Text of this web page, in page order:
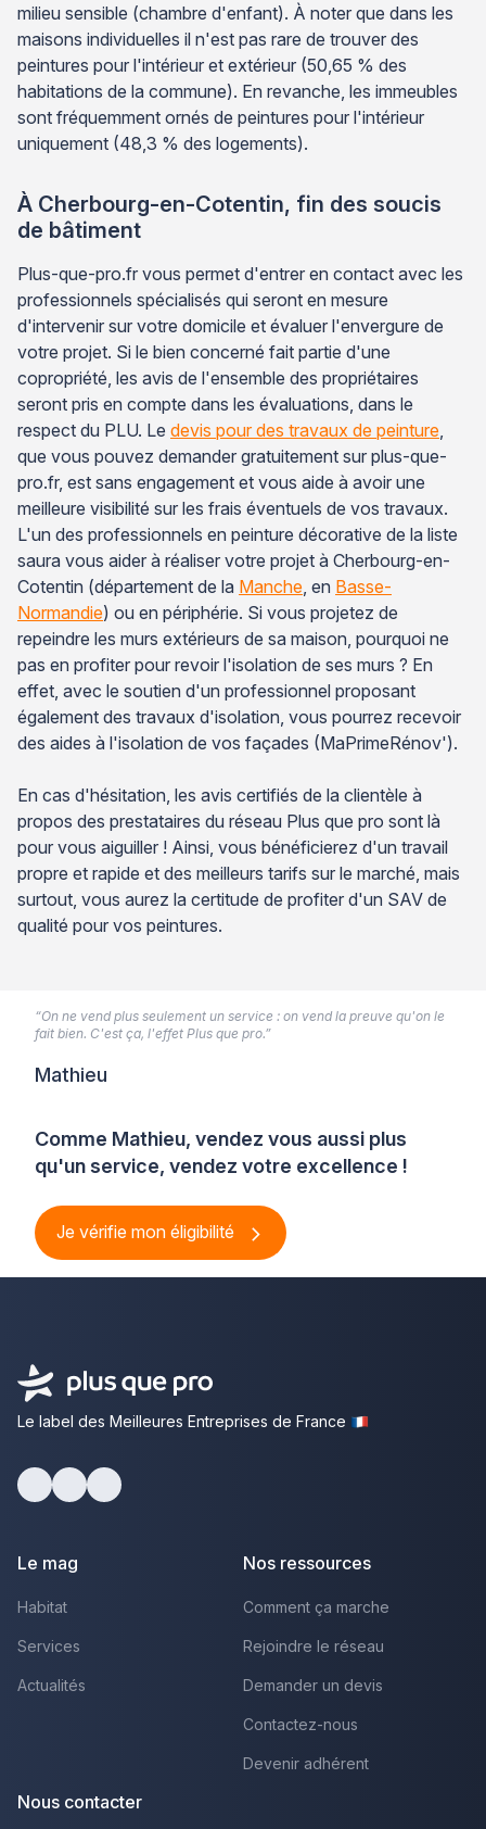
milieu sensible (chambre d'enfant). À noter que dans les
maisons individuelles il n'est pas rare de trouver des
peintures pour l'intérieur et extérieur (50,65 % des
habitations de la commune). En revanche, les immeubles
sont fréquemment ornés de peintures pour l'intérieur
uniquement (48,3 % des logements).
À Cherbourg-en-Cotentin, fin des soucis
de bâtiment
Plus-que-pro.fr vous permet d'entrer en contact avec les
professionnels spécialisés qui seront en mesure
d'intervenir sur votre domicile et évaluer l'envergure de
votre projet. Si le bien concerné fait partie d'une
copropriété, les avis de l'ensemble des propriétaires
seront pris en compte dans les évaluations, dans le
respect du PLU. Le devis pour des travaux de peinture
que vous pouvez demander gratuitement sur plus-que-
pro.fr, est sans engagement et vous aide à avoir une
meilleure visibilité sur les frais éventuels de vos travaux.
L'un des professionnels en peinture décorative de la liste
saura vous aider à réaliser votre projet à Cherbourg-en-
Cotentin (département de la Manche , en Basse-
Normandie) ou en périphérie. Si vous projetez de
repeindre les murs extérieurs de sa maison, pourquoi ne
pas en profiter pour revoir l'isolation de ses murs ? En
effet, avec le soutien d'un professionnel proposant
également des travaux d'isolation, vous pourrez recevoir
des aides à l'isolation de vos façades (MaPrimeRénov').
En cas d'hésitation, les avis certifiés de la clientèle à
propos des prestataires du réseau Plus que pro sont là
pour vous aiguiller ! Ainsi, vous bénéficierez d'un travail
propre et rapide et des meilleurs tarifs sur le marché, mais
surtout, vous aurez la certitude de profiter d'un SAV de
qualité pour vos peintures.
Comme Mathieu, vendez vous aussi plus
qu'un service, vendez votre excellence !
Je vérifie mon éligibilité
“On ne vend plus seulement un service : on vend la preuve qu'on le
fait bien. C'est ça, l'effet Plus que pro.”
Mathieu
Le label des Meilleures Entreprises de France
Le mag
Habitat
Services
Actualités
Nos ressources
Comment ça marche
Rejoindre le réseau
Demander un devis
Contactez-nous
Devenir adhérent
Nous contacter